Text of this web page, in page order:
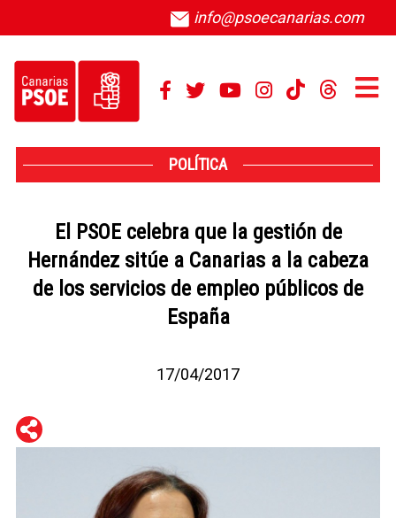
info@psoecanarias.com
POLÍTICA
El PSOE celebra que la gestión de
Hernández sitúe a Canarias a la cabeza
de los servicios de empleo públicos de
España
17/04/2017
Facebook
Twitter